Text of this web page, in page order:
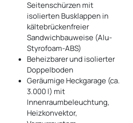
Seitenschürzen mit
isolierten Busklappen in
kältebrückenfreier
Sandwichbauweise (Alu-
Styrofoam-ABS)
Beheizbarer und isolierter
Doppelboden
Geräumige Heckgarage (ca.
3.000 l) mit
Innenraumbeleuchtung,
Heizkonvektor,